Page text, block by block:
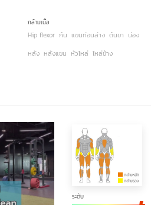
กล้ามเนื้อ
Hip flexor ก้น แขนท่อนล่าง ต้นขา น่อง
หลัง หลังแขน หัวไหล่ ไหล่ข้าง
ระดับ